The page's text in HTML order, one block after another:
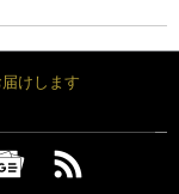
けします